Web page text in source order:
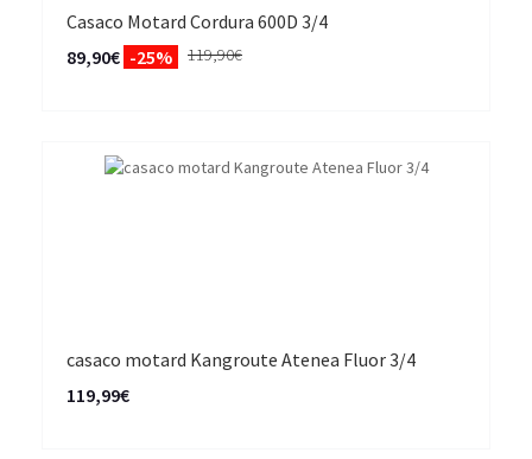
Casaco Motard Cordura 600D 3/4
89,90€ -25% 119,90€
casaco motard Kangroute Atenea Fluor 3/4
119,99€